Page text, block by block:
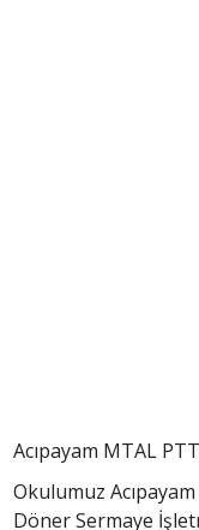
Acıpayam MTAL
Okulumuz
Döner Sermaye